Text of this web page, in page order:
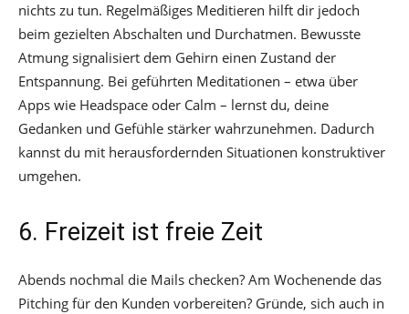
nichts zu tun. Regelmäßiges Meditieren hilft dir jedoch
beim gezielten Abschalten und Durchatmen. Bewusste
Atmung signalisiert dem Gehirn einen Zustand der
Entspannung. Bei geführten Meditationen – etwa über
Apps wie Headspace oder Calm – lernst du, deine
Gedanken und Gefühle stärker wahrzunehmen. Dadurch
kannst du mit herausfordernden Situationen konstruktiver
umgehen.
6. Freizeit ist freie Zeit
Abends nochmal die Mails checken? Am Wochenende das
Pitching für den Kunden vorbereiten? Gründe, sich auch in